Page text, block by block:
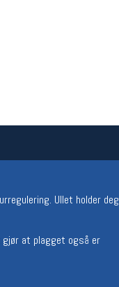
Ullet holder deg
at plagget også er